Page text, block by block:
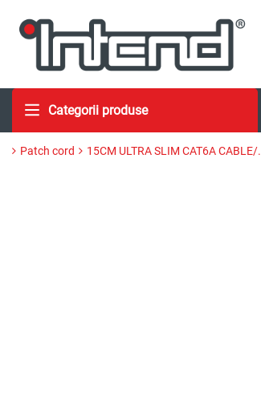
Categorii produse
Patch cord 15CM ULTRA SLIM CAT6A CABLE/.